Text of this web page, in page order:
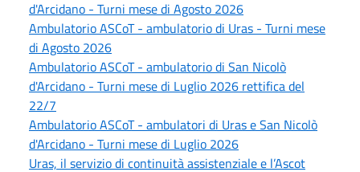
d'Arcidano - Turni mese di Agosto 2026
Ambulatorio ASCoT - ambulatorio di Uras - Turni mese
di Agosto 2026
Ambulatorio ASCoT - ambulatorio di San Nicolò
d'Arcidano - Turni mese di Luglio 2026 rettifica del
22/7
Ambulatorio ASCoT - ambulatori di Uras e San Nicolò
d'Arcidano - Turni mese di Luglio 2026
Uras, il servizio di continuità assistenziale e l’Ascot